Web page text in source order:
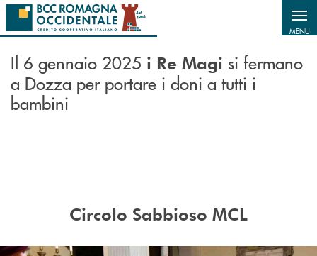
Salta al contenuto principale
MENU
Il 6 gennaio 2025 i Re Magi si fermano
a Dozza per portare i doni a tutti i
bambini
Circolo Sabbioso MCL